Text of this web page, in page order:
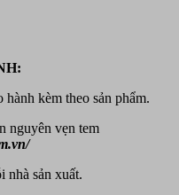
kèm theo sản phẩm.
vẹn tem
sản xuất.